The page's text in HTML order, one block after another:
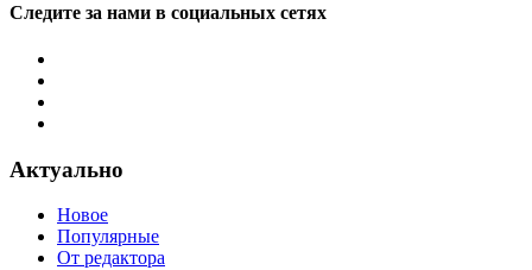
Следите за нами в социальных сетях
Актуально
Новое
Популярные
От редактора